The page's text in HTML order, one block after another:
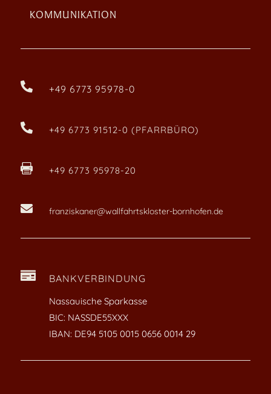
KOMMUNIKATION
 +49 6773 95978-0
 +49 6773 91512-0 (PFARRBÜRO)
 +49 6773 95978-20
 franziskaner@wallfahrtskloster-bornhofen.de
 BANKVERBINDUNG
Nassauische Sparkasse
BIC: NASSDE55XXX
IBAN: DE94 5105 0015 0656 0014 29